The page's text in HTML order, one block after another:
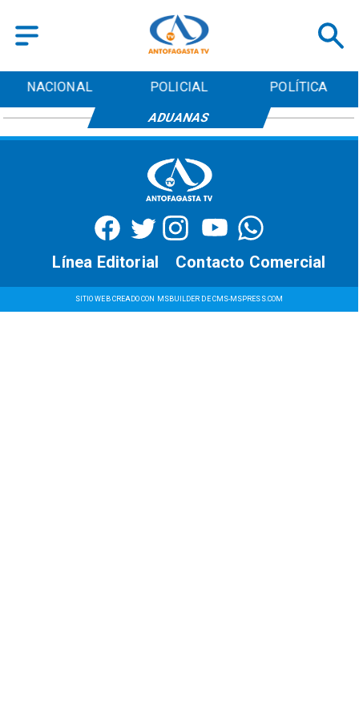
NACIONAL POLICIAL POLÍTICA
ADUANAS
SITIO WEB CREADO CON MSBUILDER DE CMS-MSPRESS.COM
Contacto Comercial
Línea Editorial